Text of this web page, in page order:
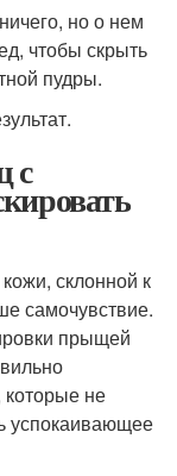
но о нем
чтобы скрыть
пудры.
с
склонной к
самочувствие.
прыщей
которые не
успокаивающее